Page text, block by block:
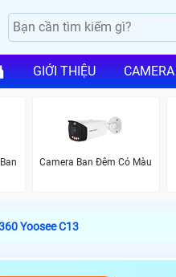
GIỚI THIỆU
Camera Ban Đêm Có Màu
Yoosee C13